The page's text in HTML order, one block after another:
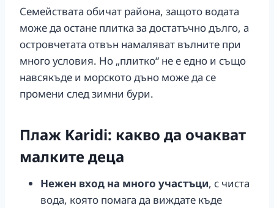
Семействата обичат района, защото водата
може да остане плитка за достатъчно дълго, а
островчетата отвън намаляват вълните при
много условия. Но „плитко“ не е едно и също
навсякъде и морското дъно може да се
промени след зимни бури.
Плаж Karidi: какво да очакват
малките деца
Нежен вход на много участъци, с чиста
вода, която помага да виждате къде